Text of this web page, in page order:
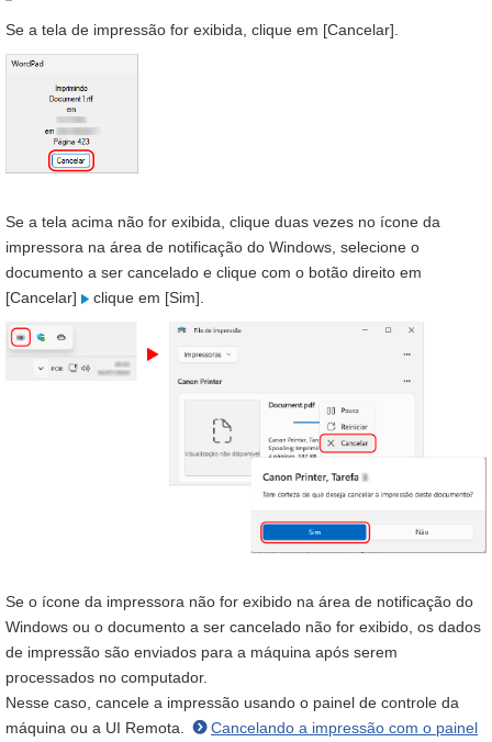
Se a tela de impressão for exibida, clique em [Cancelar].
Se a tela acima não for exibida, clique duas vezes no ícone da
impressora na área de notificação do Windows, selecione o
documento a ser cancelado e clique com o botão direito em
[Cancelar]
clique em [Sim].
Se o ícone da impressora não for exibido na área de notificação do
Windows ou o documento a ser cancelado não for exibido, os dados
de impressão são enviados para a máquina após serem
processados no computador.
Nesse caso, cancele a impressão usando o painel de controle da
máquina ou a UI Remota.
Cancelando a impressão com o painel